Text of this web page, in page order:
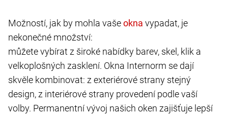
Možností, jak by mohla vaše
vypadat, je
nekonečné množství:
můžete vybírat z široké nabídky barev, skel, klik a
velkoplošných zasklení. Okna Internorm se dají
skvěle kombinovat: z exteriérové strany stejný
design, z interiérové strany provedení podle vaší
volby. Permanentní vývoj našich oken zajišťuje lepší